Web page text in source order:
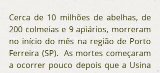
Cerca de 10 milhões de abelhas, de
200 colmeias e 9 apiários, morreram
no início do mês na região de Porto
Ferreira (SP).  As mortes começaram
a ocorrer pouco depois que a Usina